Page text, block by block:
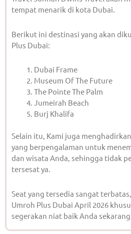
tempat menarik di kota Dubai.
Berikut ini destinasi yang akan
Plus Dubai:
Dubai Frame
Museum Of The Future
The Pointe The Palm
Jumeirah Beach
Burj Khalifa
Selain itu, Kami juga
yang berpengalaman untuk
dan wisata Anda, sehingga tidak
tersesat ya.
Seat yang tersedia sangat
Umroh Plus Dubai April 2026
segerakan niat baik Anda sekarang.